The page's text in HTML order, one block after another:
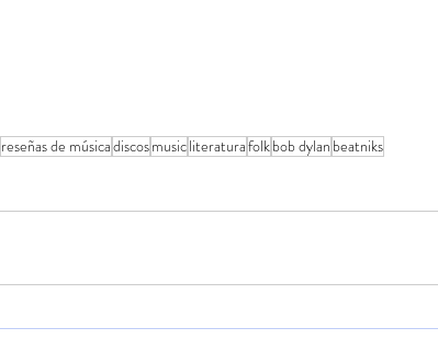
reseñas de músicadiscosmusicliteraturafolkbob dylan beatniks